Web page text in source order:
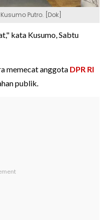
Putro. [Dok]
kata Kusumo, Sabtu
memecat anggota DPR RI
publik.